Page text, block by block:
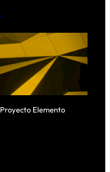
Proyecto Elemento